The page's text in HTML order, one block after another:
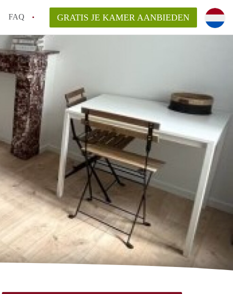
FAQ
een onzelfstandige woonruimte (kamer) in
een kamer in Amsterdam?
voor een kamer in Amsterdam en wat
Amsterdam?
voor de huurder?
GRATIS JE KAMER AANBIEDEN